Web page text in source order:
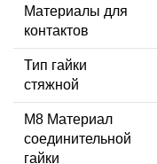
Материалы для
контактов
Тип гайки
стяжной
М8 Материал
соединительной
гайки